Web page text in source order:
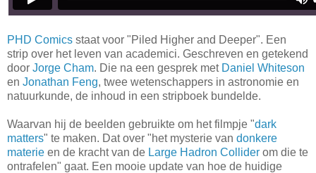
PHD Comics staat voor "Piled Higher and Deeper". Een
strip over het leven van academici. Geschreven en getekend
door Jorge Cham. Die na een gesprek met Daniel Whiteson
en Jonathan Feng, twee wetenschappers in astronomie en
natuurkunde, de inhoud in een stripboek bundelde.
Waarvan hij de beelden gebruikte om het filmpje "dark
matters" te maken. Dat over "het mysterie van donkere
materie en de kracht van de Large Hadron Collider om die te
ontrafelen" gaat. Een mooie update van hoe de huidige